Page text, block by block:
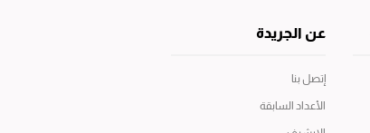
عن الجريدة
إتصل بنا
الأعداد السابقة